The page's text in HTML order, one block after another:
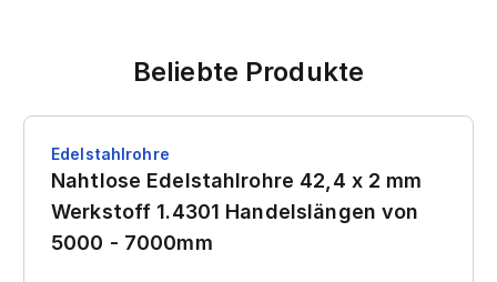
Beliebte Produkte
Edelstahlrohre
Nahtlose Edelstahlrohre 42,4 x 2 mm
Werkstoff 1.4301 Handelslängen von
5000 - 7000mm